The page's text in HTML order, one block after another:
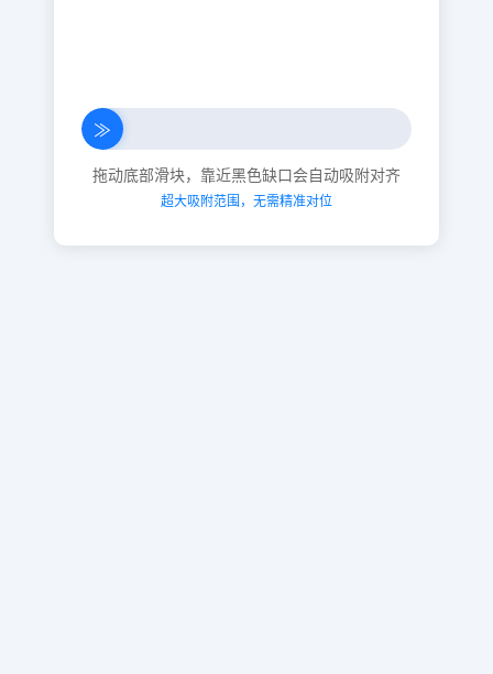
≫
拖动底部滑块，靠近黑色缺口会自动吸附对齐
超大吸附范围，无需精准对位